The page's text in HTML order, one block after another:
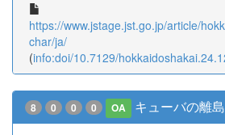
https://www.jstage.jst.go.jp/article/
char/ja/
(info:doi/10.7129/
8 0 0 0 OA キューバの離